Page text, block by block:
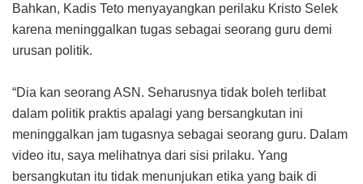
Bahkan, Kadis Teto menyayangkan perilaku Kristo Selek
karena meninggalkan tugas sebagai seorang guru demi
urusan politik.
“Dia kan seorang ASN. Seharusnya tidak boleh terlibat
dalam politik praktis apalagi yang bersangkutan ini
meninggalkan jam tugasnya sebagai seorang guru. Dalam
video itu, saya melihatnya dari sisi prilaku. Yang
bersangkutan itu tidak menunjukan etika yang baik di